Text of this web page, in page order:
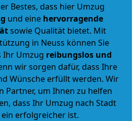
Bestes, dass hier Umzug
und eine hervorragende
sowie Qualität bietet. Mit
in Neuss können Sie
Ihr Umzug reibungslos und
wir sorgen dafür, dass Ihre
Wünsche erfüllt werden. Wir
Partner, um Ihnen zu helfen
dass Ihr Umzug nach Stadt
ein erfolgreicher ist.